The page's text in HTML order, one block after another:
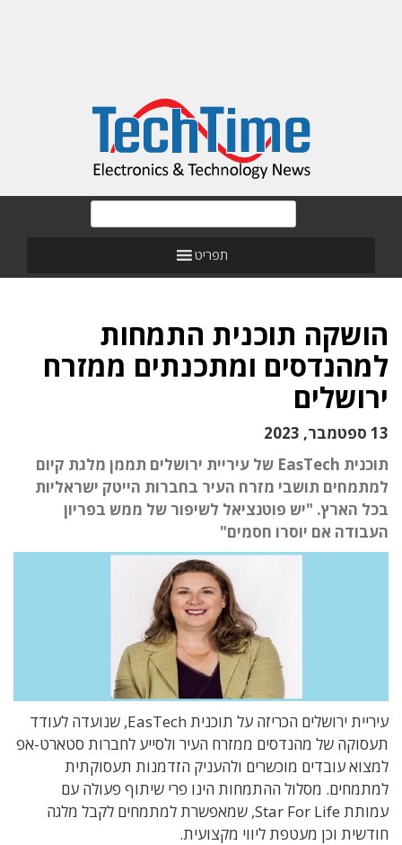
תפריט
הושקה תוכנית התמחות
למהנדסים ומתכנתים ממזרח
ירושלים
13 ספטמבר, 2023
תוכנית EasTech של עיריית ירושלים תממן מלגת קיום
למתמחים תושבי מזרח העיר בחברות הייטק ישראליות
בכל הארץ. "יש פוטנציאל לשיפור של ממש בפריון
העבודה אם יוסרו חסמים"
עיריית ירושלים הכריזה על תוכנית EasTech, שנועדה לעודד
תעסוקה של מהנדסים ממזרח העיר ולסייע לחברות סטארט-אפ
למצוא עובדים מוכשרים ולהעניק הזדמנות תעסוקתית
למתמחים. מסלול ההתמחות הינו פרי שיתוף פעולה עם
עמותת Star For Life, שמאפשרת למתמחים לקבל מלגה
חודשית וכן מעטפת ליווי מקצועית.